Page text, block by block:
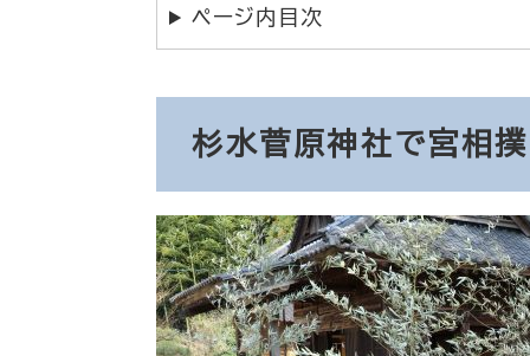
ページ内目次
杉水菅原神社で宮相